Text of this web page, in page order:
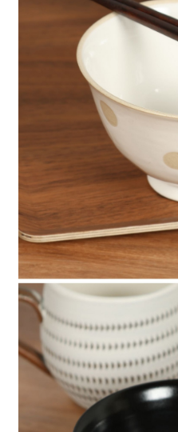
1.本服務係由「台灣大哥大股份有限
用戶於交易時，得透過本服務購買
買賣價金債權讓與本公司後，依約使
2.基於同意付款使用「大哥付你分期
資料（包含姓名、電話或地址）提供
由本公司與您本人進行分期帳單所
3.完整用戶服務條款，請詳閱以下連結
ATM／網路銀行／等多元方式進行付
※ 請注意：結帳手續完成當下不需
購買商品的店家。未經商家同意取
後付繳納相關費用。
※ 交易是否成功請以「AFTEE先享
是否繳費成功／繳費後需取消欲退款
https://
１．透過由恩沛科技股份有限公司提
易，需依本服務之必要範圍內提供個
權轉讓予恩沛科技股份有限公司。
２．關於個人資料處理事宜，請瀏覽
３．未成年的使用者請事先徵得法定
「AFTEE先享後付」，若未經同意
任。
４．使用「AFTEE先享後付」時，
時審查核予不同之上限額度；若仍有
請求用戶進行身份認證。
５．嚴禁一人註冊多個帳號或使用他
恩沛科技股份有限公司將有權停止該
每筆NT$80，滿NT$1,500(含以上)
付款後 7-11取貨
每筆NT$80，滿NT$1,500(含以上
每筆NT$80，滿NT$1,500(含以上)